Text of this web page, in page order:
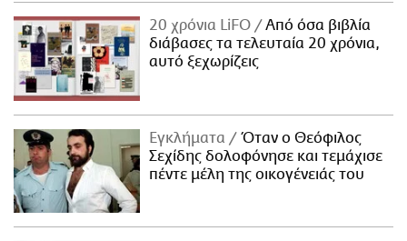
20 χρόνια LiFO
Από όσα βιβλία
διάβασες τα τελευταία 20 χρόνια,
αυτό ξεχωρίζεις
Εγκλήματα
Όταν ο Θεόφιλος
Σεχίδης δολοφόνησε και τεμάχισε
πέντε μέλη της οικογένειάς του